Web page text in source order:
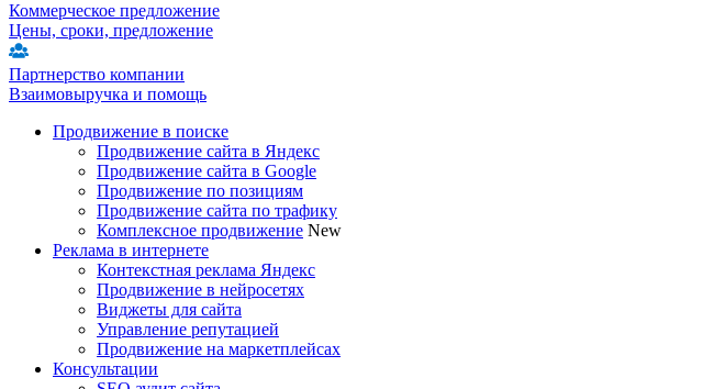
Коммерческое предложение
Цены, сроки, предложение
Партнерство компании
Взаимовыручка и помощь
Продвижение в поиске
Продвижение сайта в Яндекс
Продвижение сайта в Google
Продвижение по позициям
Продвижение сайта по трафику
Комплексное продвижение New
Реклама в интернете
Контекстная реклама Яндекс
Продвижение в нейросетях
Виджеты для сайта
Управление репутацией
Продвижение на маркетплейсах
Консультации